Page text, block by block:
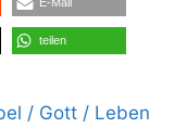
teilen
/ Gott / Leben